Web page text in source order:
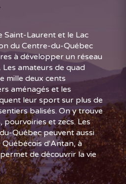
Saint-Laurent et le Lac
du Centre-du-Québec
à développer un réseau
Les amateurs de quad
mille deux cents
aménagés et les
leur sport sur plus de
balisés. On y trouve
et zecs. Les
Québec peuvent aussi
d'Antan, à
de découvrir la vie